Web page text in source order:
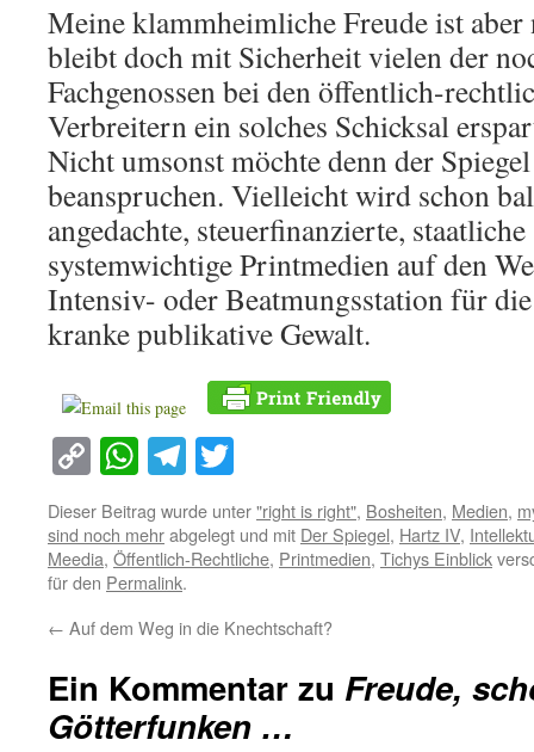
Meine klammheimliche Freude ist
bleibt doch mit Sicherheit vielen der
Fachgenossen bei den öffentlich-
Verbreitern ein solches Schicksal
Nicht umsonst möchte denn der
beanspruchen. Vielleicht wird schon
angedachte, steuerfinanzierte,
systemwichtige Printmedien auf den
Intensiv- oder Beatmungsstation für
kranke publikative Gewalt.
Copy
Link
WhatsApp
Telegram
Dieser Beitrag wurde unter"right is right", Bosheiten, Medien,
sind noch mehrabgelegt und mit Der Spiegel, Hartz IV,
Meedia, Öffentlich-Rechtliche, Printmedien, Tichys Einblick
für den Permalink.
← Auf dem Weg in die Knechtschaft?
Ein Kommentar zu Freude,
Götterfunken …